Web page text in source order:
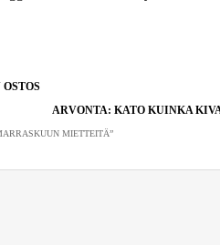
ARVONTA: KATO KUINKA
MIETTEITÄ”